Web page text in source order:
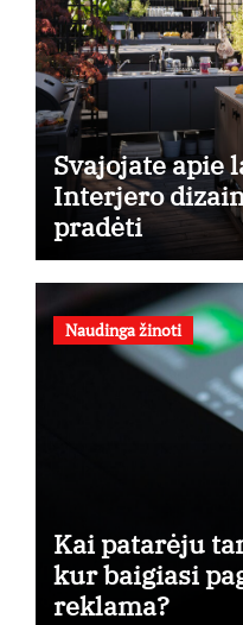
Svajojate apie
Interjero
pradėti
Naudinga žinoti
Kai patarėju
kur baigiasi
reklama?